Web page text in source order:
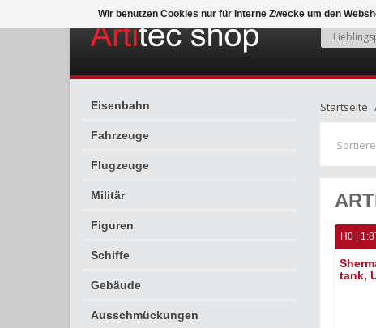
Eisenbahn
Fahrzeuge
Flugzeuge
Militär
Figuren
Schiffe
Gebäude
Ausschmückungen
Startseite
H0 |
tank,
Wir benutzen Cookies nur für interne Zwecke um den